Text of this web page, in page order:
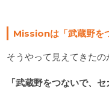
Missionは「武蔵野を
そうやって見えてきたの
「武蔵野をつないで、セ